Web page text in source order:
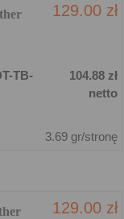
129.00 zł
TB-
104.88 zł
netto
3.69 gr/stronę
129.00 zł